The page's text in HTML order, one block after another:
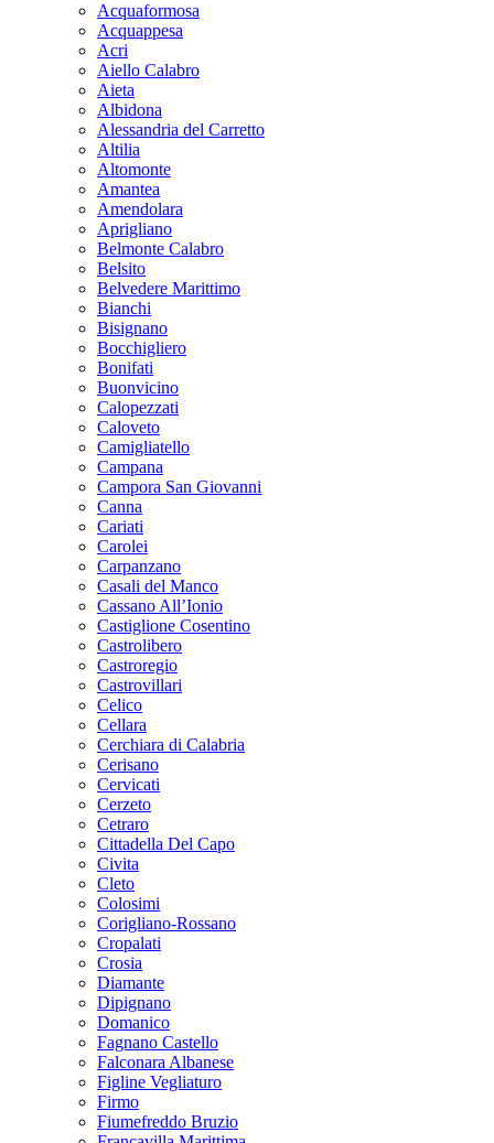
Acquaformosa
Acquappesa
Acri
Aiello Calabro
Aieta
Albidona
Alessandria del Carretto
Altilia
Altomonte
Amantea
Amendolara
Aprigliano
Belmonte Calabro
Belsito
Belvedere Marittimo
Bianchi
Bisignano
Bocchigliero
Bonifati
Buonvicino
Calopezzati
Caloveto
Camigliatello
Campana
Campora San Giovanni
Canna
Cariati
Carolei
Carpanzano
Casali del Manco
Cassano All’Ionio
Castiglione Cosentino
Castrolibero
Castroregio
Castrovillari
Celico
Cellara
Cerchiara di Calabria
Cerisano
Cervicati
Cerzeto
Cetraro
Cittadella Del Capo
Civita
Cleto
Colosimi
Corigliano-Rossano
Cropalati
Crosia
Diamante
Dipignano
Domanico
Fagnano Castello
Falconara Albanese
Figline Vegliaturo
Firmo
Fiumefreddo Bruzio